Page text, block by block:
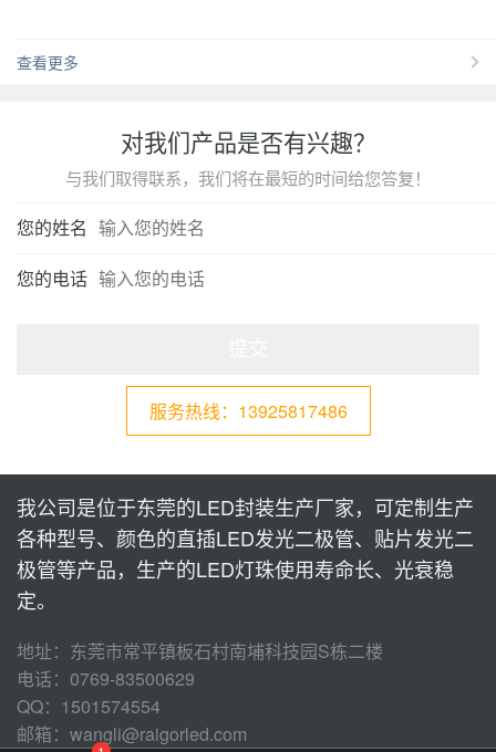
查看更多
对我们产品是否有兴趣？
与我们取得联系，我们将在最短的时间给您答复！
您的姓名
您的电话
服务热线：13925817486
我公司是位于东莞的LED封装生产厂家，可定制生产
各种型号、颜色的直插LED发光二极管、贴片发光二
极管等产品，生产的LED灯珠使用寿命长、光衰稳
定。
地址：东莞市常平镇板石村南埔科技园S栋二楼
电话：0769-83500629
QQ：1501574554
邮箱：wangli@raigorled.com